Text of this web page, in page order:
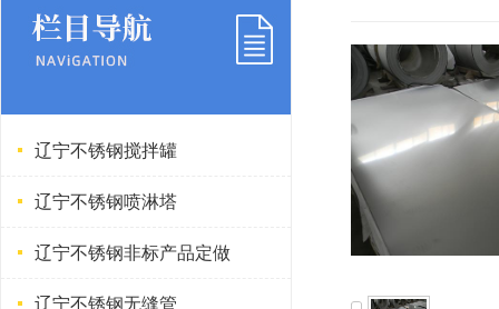
辽宁不锈钢搅拌罐
辽宁不锈钢喷淋塔
辽宁不锈钢非标产品定做
辽宁不锈钢无缝管